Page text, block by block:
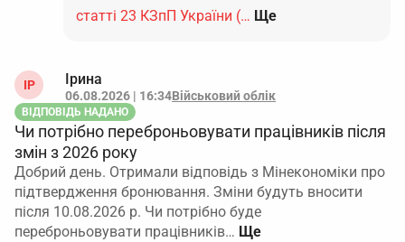
статті 23 КЗпП України (… Ще
ІР Ірина
06.08.2026 | 16:34Військовий облік
ВІДПОВІДЬ НАДАНО
Чи потрібно переброньовувати працівників після
змін з 2026 року
Добрий день. Отримали відповідь з Мінекономіки про
підтвердження бронювання. Зміни будуть вносити
після 10.08.2026 р. Чи потрібно буде
переброньовувати працівників…